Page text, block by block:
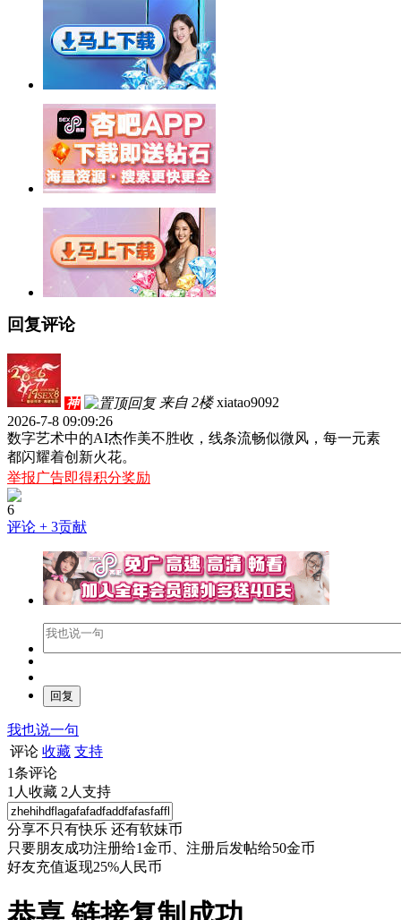
回复评论
神 来自 2楼 xiatao9092
2026-7-8 09:09:26
数字艺术中的AI杰作美不胜收，线条流畅似微风，每一元素
都闪耀着创新火花。
举报广告即得积分奖励
6
评论 + 3贡献
我也说一句
评论 收藏 支持
1条评论
1 人收藏 2 人支持
分享不只有快乐 还有软妹币
只要朋友成功注册给1金币、注册后发帖给50金币
好友充值返现25%人民币